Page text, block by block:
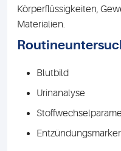
Körperflüssigkeiten,
Materialien.
Blutbild
Urinanalyse
Entzündungsmarker